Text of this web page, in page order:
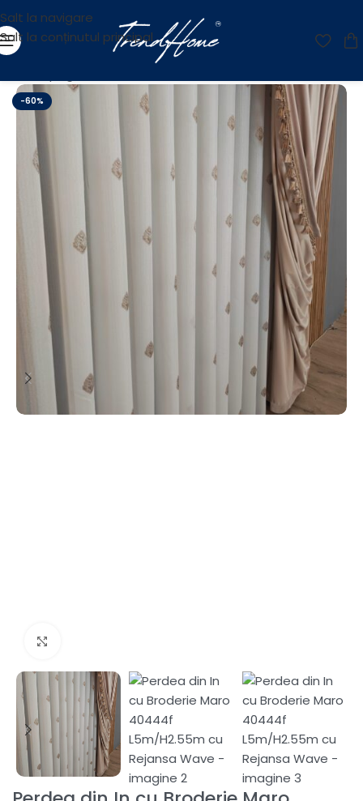
Salt la navigare
Salt la conținutul principal
-60%